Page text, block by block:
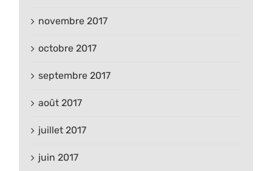
novembre 2017
octobre 2017
septembre 2017
août 2017
juillet 2017
juin 2017